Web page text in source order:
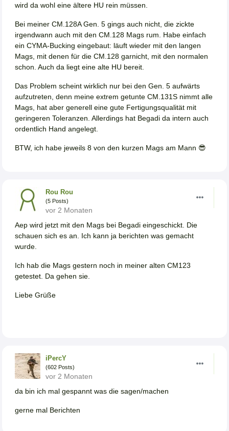
wird da wohl eine ältere HU rein müssen.
Bei meiner CM.128A Gen. 5 gings auch nicht, die zickte
irgendwann auch mit den CM.128 Mags rum. Habe einfach
ein CYMA-Bucking eingebaut: läuft wieder mit den langen
Mags, mit denen für die CM.128 garnicht, mit den normalen
schon. Auch da liegt eine alte HU bereit.
Das Problem scheint wirklich nur bei den Gen. 5 aufwärts
aufzutreten, denn meine extrem getunte CM.131S nimmt alle
Mags, hat aber generell eine gute Fertigungsqualität mit
geringeren Toleranzen. Allerdings hat Begadi da intern auch
ordentlich Hand angelegt.
BTW, ich habe jeweils 8 von den kurzen Mags am Mann 😎
Rou Rou
(5 Posts)
vor 2 Monaten
Aep wird jetzt mit den Mags bei Begadi eingeschickt. Die
schauen sich es an. Ich kann ja berichten was gemacht
wurde.
Ich hab die Mags gestern noch in meiner alten CM123
getestet. Da gehen sie.
Liebe Grüße
iPercY
(602 Posts)
vor 2 Monaten
da bin ich mal gespannt was die sagen/machen
gerne mal Berichten